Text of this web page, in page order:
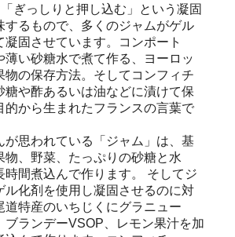
ぎっしりと押し込む」という凝固
するもので、多くのジャムがゲル
凝固させています。コンポート
薄い砂糖水で煮て作る、ヨーロッ
物の保存方法。そしてコンフィチ
糖や酢あるいは油などに漬けて保
的から生まれたフランスの言葉で
が思われている「ジャム」は、基
物、野菜、たっぷりの砂糖と水
時間煮込んで作ります。 そしてジ
ル化剤を使用し凝固させるのに対
道特産のいちじくにグラニュー
ブランデーVSOP、レモン果汁を加